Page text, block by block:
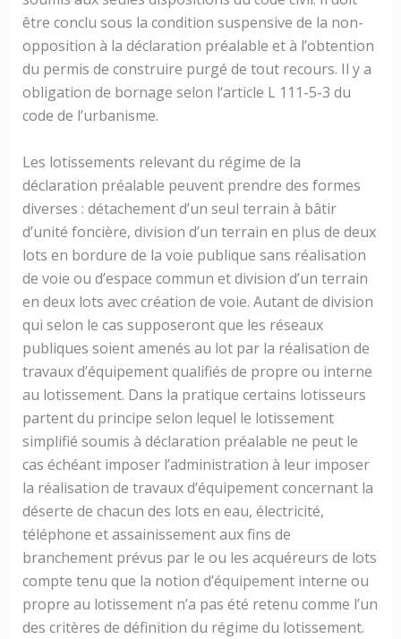
être conclu sous la condition suspensive de la non-
opposition à la déclaration préalable et à l’obtention
du permis de construire purgé de tout recours. Il y a
obligation de bornage selon l‘article L 111-5-3 du
code de l’urbanisme.
Les lotissements relevant du régime de la
déclaration préalable peuvent prendre des formes
diverses : détachement d’un seul terrain à bâtir
d’unité foncière, division d’un terrain en plus de deux
lots en bordure de la voie publique sans réalisation
de voie ou d’espace commun et division d’un terrain
en deux lots avec création de voie. Autant de division
qui selon le cas supposeront que les réseaux
publiques soient amenés au lot par la réalisation de
travaux d’équipement qualifiés de propre ou interne
au lotissement. Dans la pratique certains lotisseurs
partent du principe selon lequel le lotissement
simplifié soumis à déclaration préalable ne peut le
cas échéant imposer l’administration à leur imposer
la réalisation de travaux d’équipement concernant la
déserte de chacun des lots en eau, électricité,
téléphone et assainissement aux fins de
branchement prévus par le ou les acquéreurs de lots
compte tenu que la notion d’équipement interne ou
propre au lotissement n’a pas été retenu comme l’un
des critères de définition du régime du lotissement.